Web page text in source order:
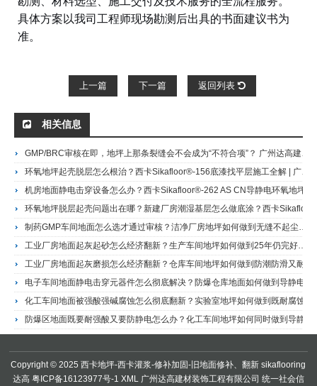
具体方案以我司工程师现场勘测后出具的书面建议书为
准。
上一篇 下一篇 返回列表
相关信息
GMP/BRC审核在即，地坪上那条裂缝会不会成为“不符合项”？ 广州达高建材装饰工程有限公司 | 西卡二十八年合作伙伴 | 制药食品车间地坪合规专家
环氧地坪起壳脱层怎么根治？西卡Sikafloor®-156底漆找平层施工全解 | 广州达高·西卡地坪施工商+Sikafloor 156环氧地坪底漆及砂浆层
制药GMP车间地面怎么选才通过审核？洁净厂房地坪如何做到无缝不起尘？西卡Sikafloor-263 SL环氧自流平系统施工及技术服务 | 广州达高·西卡授权施工商Sikafloor-263 SL 双组份环氧自流平地面及撒播体系
工业厂房地面起灰起砂怎么经济翻新？生产车间地坪如何做到25年仍完好？西卡Sikafloor-264环氧薄涂系统施工及技术服务 | 广州达高·西卡授权施工商Sikafloor 264 环氧地坪涂料
Copyright © 2025 西卡地坪-西卡灌浆-修补加固-旧地面修补、翻新sikaflooring
达高 粤ICP备16123977号-1 XML广州达高建材装饰工程有限公司 统一社会信